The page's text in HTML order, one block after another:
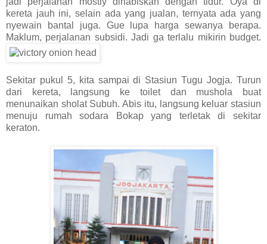
kereta jauh ini, selain ada yang jualan, ternyata ada yang
nyewain bantal juga. Gue lupa harga sewanya berapa.
Maklum, perjalanan subsidi. Jadi ga terlalu mikirin budget.
Sekitar pukul 5, kita sampai di Stasiun Tugu Jogja. Turun
dari kereta, langsung ke toilet dan mushola buat
menunaikan sholat Subuh. Abis itu, langsung keluar stasiun
menuju rumah sodara Bokap yang terletak di sekitar
keraton.